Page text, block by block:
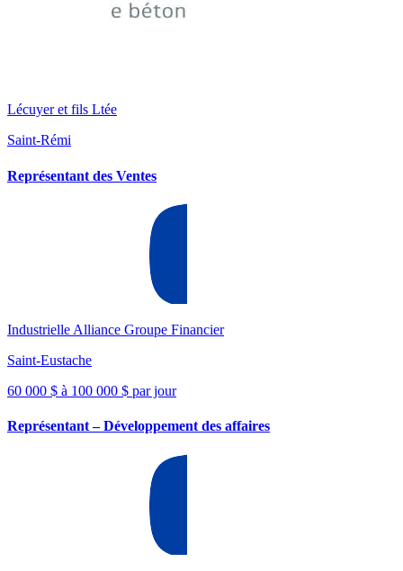
Lécuyer et fils Ltée
Saint-Rémi
Représentant des Ventes
Industrielle Alliance Groupe Financier
Saint-Eustache
60 000 $ à 100 000 $ par jour
Représentant – Développement des affaires